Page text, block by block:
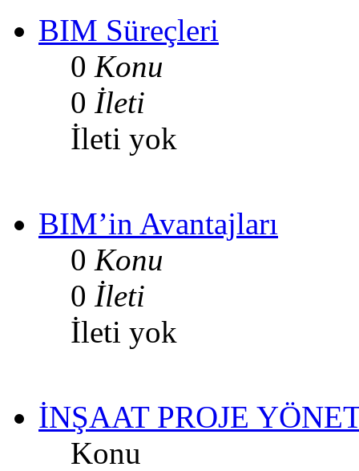
BIM Süreçleri
0 Konu
0 İleti
İleti yok
BIM’in Avantajları
0 Konu
0 İleti
İleti yok
İNŞAAT PROJE
Konu